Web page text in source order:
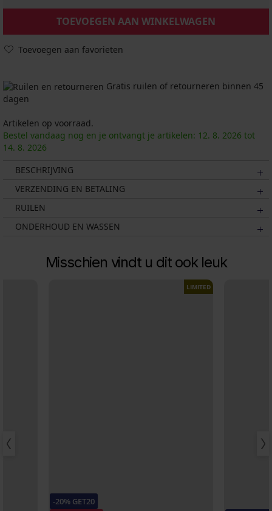
TOEVOEGEN AAN WINKELWAGEN
Toevoegen aan favorieten
Gratis ruilen of retourneren binnen 45
dagen
Artikelen op voorraad.
Bestel vandaag nog en je ontvangt je artikelen: 12. 8. 2026 tot
14. 8. 2026
BESCHRIJVING
VERZENDING EN BETALING
RUILEN
ONDERHOUD EN WASSEN
Misschien vindt u dit ook leuk
-20% GET20
LIMITED